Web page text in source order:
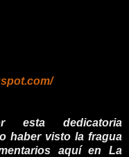
esta dedicatoria
haber visto la fragua
aquí en La